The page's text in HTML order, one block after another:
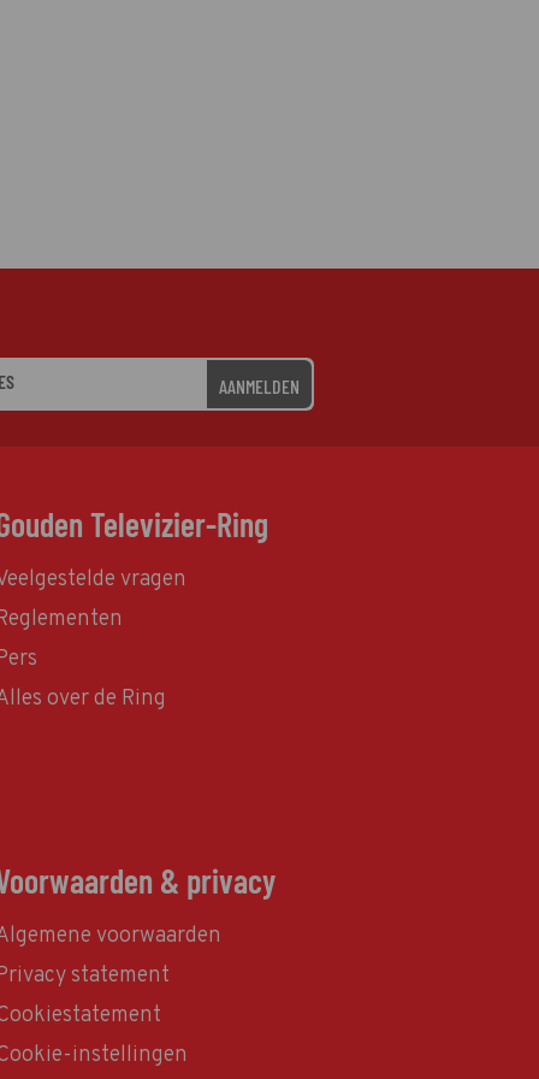
AANMELDEN
Televizier-Ring
vragen
over de Ring
& privacy
voorwaarden
statement
instellingen